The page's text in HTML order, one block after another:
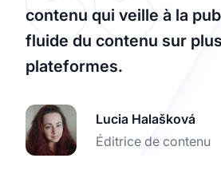
contenu qui veille à la
fluide du contenu sur
plateformes.
Lucia Halašková
Éditrice de contenu